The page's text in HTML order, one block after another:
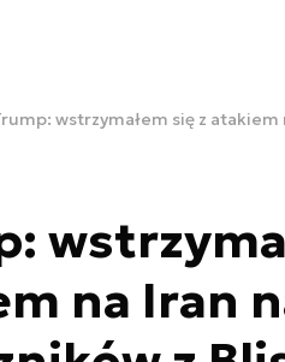
wstrzymałem się z
na Iran